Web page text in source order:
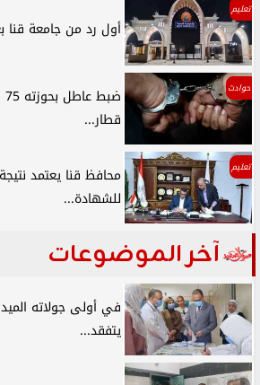
تعليم
أول رد من جامعة
حوادث
قطار...
تعليم
محافظ قنا يعتمد
للشهادة...
آخر الموضوعات
في أولى جولاته
يتفقد...